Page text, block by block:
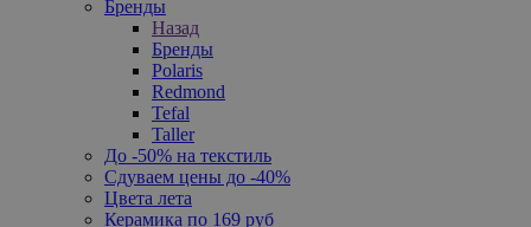
Бренды
Назад
Бренды
Polaris
Redmond
Tefal
Taller
До -50% на текстиль
Сдуваем цены до -40%
Цвета лета
Керамика по 169 руб